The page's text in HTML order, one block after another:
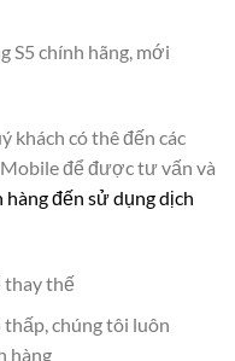
S5 chính hãng, mới
khách có thê đến các
để được tư vấn và
đến sử dụng dịch
thay thế
chúng tôi luôn
hàng